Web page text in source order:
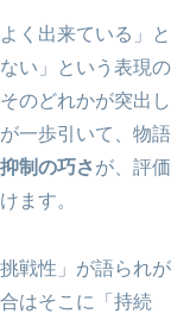
く出来ている」と
い」という表現の
のどれかが突出し
一歩引いて、物語
抑制の巧さが、評価
ます。
戦性」が語られが
はそこに「持続